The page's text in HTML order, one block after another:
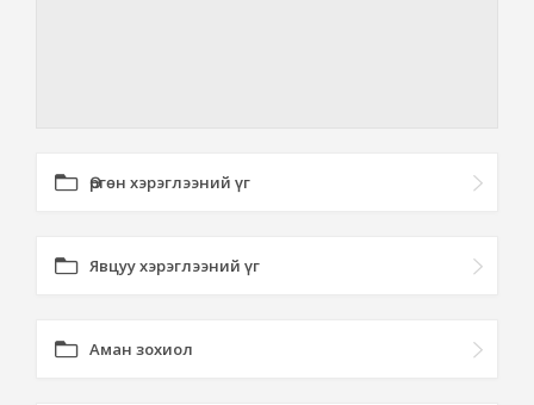
Өргөн хэрэглээний үг
Явцуу хэрэглээний үг
Аман зохиол